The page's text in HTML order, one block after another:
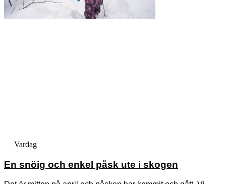
Vardag
En snöig och enkel påsk ute i skogen